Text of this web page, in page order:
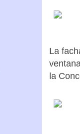
La
la